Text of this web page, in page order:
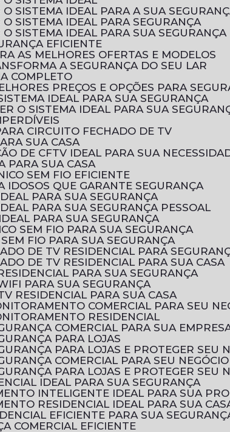
O SISTEMA IDEAL PARA A SUA
O SISTEMA IDEAL PARA SEGURANÇA
O SISTEMA IDEAL PARA SUA SEGURANÇA
EFICIENTE
AS MELHORES OFERTAS E MODELOS
A SEGURANÇA DO SEU LAR
COMPLETO
PREÇOS E OPÇÕES PARA
IDEAL PARA SUA SEGURANÇA
O SISTEMA IDEAL PARA SUA
CIRCUITO FECHADO DE TV
SUA CASA
DE CFTV IDEAL PARA SUA
PARA SUA CASA
SEM FIO EFICIENTE
IDOSOS QUE GARANTE SEGURANÇA
PARA SUA SEGURANÇA
PARA SUA SEGURANÇA PESSOAL
PARA SUA SEGURANÇA
SEM FIO PARA SUA SEGURANÇA
FIO PARA SUA SEGURANÇA
DE TV RESIDENCIAL PARA
DE TV RESIDENCIAL PARA SUA CASA
PARA SUA SEGURANÇA
PARA SUA SEGURANÇA
RESIDENCIAL PARA SUA CASA
COMERCIAL PARA SEU
RESIDENCIAL
COMERCIAL PARA SUA
PARA LOJAS
PARA LOJAS E PROTEGER SEU
COMERCIAL PARA SEU NEGÓCIO
PARA LOJAS E PROTEGER SEU
IDEAL PARA SUA SEGURANÇA
INTELIGENTE IDEAL PARA SUA
RESIDENCIAL IDEAL PARA SUA
EFICIENTE PARA SUA
COMERCIAL EFICIENTE